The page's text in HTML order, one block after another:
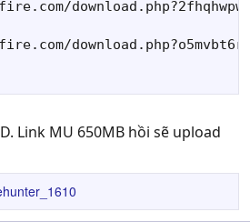
Link MU 650MB hồi sẽ upload